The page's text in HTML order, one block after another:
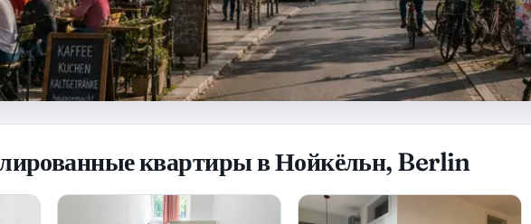
квартиры в Нойкёльн, Berlin